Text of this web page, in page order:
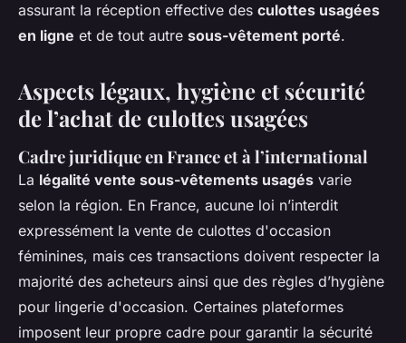
assurant la réception effective des culottes usagées
en ligne et de tout autre sous-vêtement porté.
Aspects légaux, hygiène et sécurité
de l’achat de culottes usagées
Cadre juridique en France et à l’international
La légalité vente sous-vêtements usagés varie
selon la région. En France, aucune loi n’interdit
expressément la vente de culottes d'occasion
féminines, mais ces transactions doivent respecter la
majorité des acheteurs ainsi que des règles d’hygiène
pour lingerie d'occasion. Certaines plateformes
imposent leur propre cadre pour garantir la sécurité